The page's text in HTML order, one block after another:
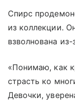
Спирс
из коллекции.
взволнована
«Понимаю, как
страсть ко
Девочки,